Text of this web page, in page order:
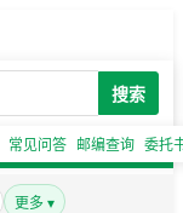
搜索
常见问答 邮编查询 委托
更多 ▾